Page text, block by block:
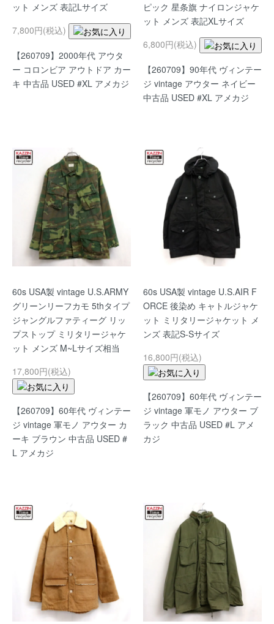
ット メンズ 表記Lサイズ
7,800円(税込)
【260709】2000年代 アウタ
ー コロンビア アウトドア カー
キ 中古品 USED #XL アメカジ
ピック 星条旗 ナイロンジャケ
ット メンズ 表記XLサイズ
6,800円(税込)
【260709】90年代 ヴィンテー
ジ vintage アウター ネイビー
中古品 USED #XL アメカジ
60s USA製 vintage U.S.ARMY
グリーンリーフカモ 5thタイプ
ジャングルファティーグ リッ
プストップ ミリタリージャケ
ット メンズ M~Lサイズ相当
17,800円(税込)
【260709】60年代 ヴィンテー
ジ vintage 軍モノ アウター カ
ーキ ブラウン 中古品 USED #
L アメカジ
60s USA製 vintage U.S.AIR F
ORCE 後染め キャトルジャケ
ット ミリタリージャケット メ
ンズ 表記S-Sサイズ
16,800円(税込)
【260709】60年代 ヴィンテー
ジ vintage 軍モノ アウター ブ
ラック 中古品 USED #L アメ
カジ